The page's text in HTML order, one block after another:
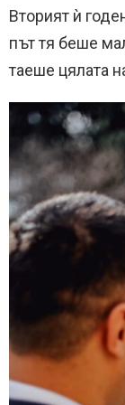
Вторият ѝ
път тя беше
таеше цялата